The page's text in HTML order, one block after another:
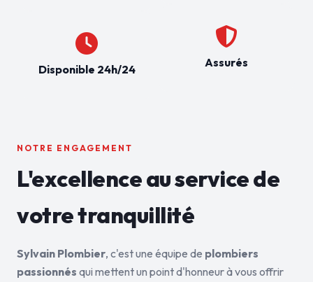
Disponible 24h/24 Assurés
NOTRE ENGAGEMENT
L'excellence au service de
votre tranquillité
Sylvain Plombier, c'est une équipe de plombiers
passionnés qui mettent un point d'honneur à vous offrir